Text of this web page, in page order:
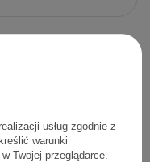
usług zgodnie z
warunki
Twojej przeglądarce.